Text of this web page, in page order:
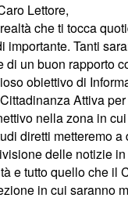
Lettore,
che ti tocca
Tanti
un buon rapporto
obiettivo di
Attiva
nella zona in
diretti metteremo
delle notizie
e tutto quello che il
in cui saranno